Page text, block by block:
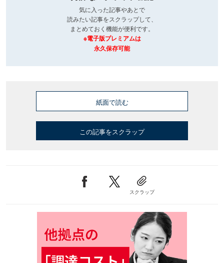
気に入った記事やあとで
読みたい記事をスクラップして、
まとめておく機能が便利です。
※電子版プレミアムは
永久保存可能
紙面で読む
この記事をスクラップ
スクラップ